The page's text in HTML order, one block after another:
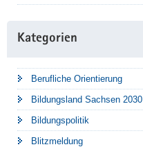
Kategorien
Berufliche Orientierung
Bildungsland Sachsen 2030
Bildungspolitik
Blitzmeldung